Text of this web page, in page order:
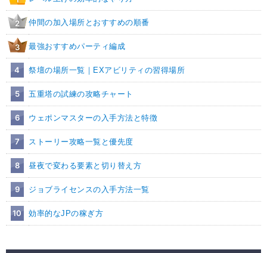
2 仲間の加入場所とおすすめの順番
3 最強おすすめパーティ編成
4 祭壇の場所一覧｜EXアビリティの習得場所
5 五重塔の試練の攻略チャート
6 ウェポンマスターの入手方法と特徴
7 ストーリー攻略一覧と優先度
8 昼夜で変わる要素と切り替え方
9 ジョブライセンスの入手方法一覧
10 効率的なJPの稼ぎ方